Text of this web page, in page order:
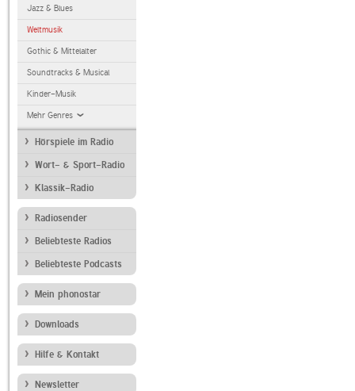
Jazz & Blues
Weltmusik
Gothic & Mittelalter
Soundtracks & Musical
Kinder-Musik
Mehr Genres
Hörspiele im Radio
Wort- & Sport-Radio
Klassik-Radio
Radiosender
Beliebteste Radios
Beliebteste Podcasts
Mein phonostar
Downloads
Hilfe & Kontakt
Newsletter